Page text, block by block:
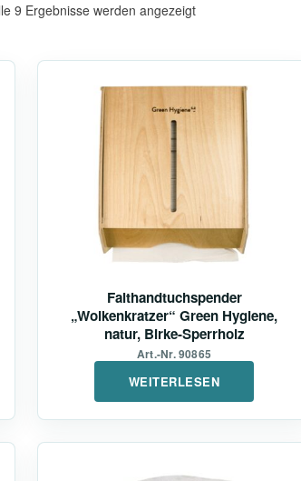
9 Ergebnisse werden angezeigt
Falthandtuchspender
„Wolkenkratzer“ Green Hygiene,
natur, Birke-Sperrholz
Art.-Nr. 90865
WEITERLESEN